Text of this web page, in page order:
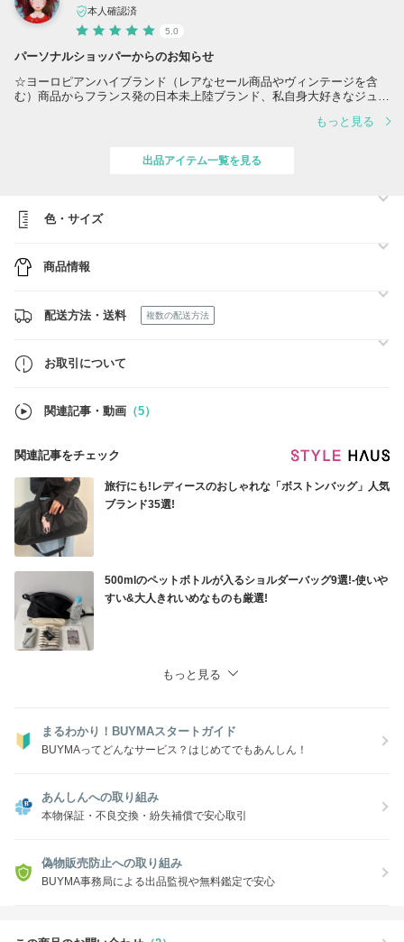
本人確認済
5.0
パーソナルショッパーからのお知らせ
☆ヨーロピアンハイブランド（レアなセール商品やヴィンテージを含
む）商品からフランス発の日本未上陸ブランド、私自身大好きなジュス
出品商品以外も買い付けいたします。
もっと見る
出品アイテム一覧を見る
色・サイズ
商品情報
配送方法・送料 複数の配送方法
お取引について
関連記事・動画 （5）
関連記事をチェック
旅行にも!レディースのおしゃれな「ボストンバッグ」人気
ブランド35選!
500mlのペットボトルが入るショルダーバッグ9選!-使いや
すい&大人きれいめなものも厳選!
もっと見る
まるわかり！BUYMAスタートガイド
BUYMAってどんなサービス？はじめてでもあんしん！
あんしんへの取り組み
本物保証・不良交換・紛失補償で安心取引
偽物販売防止への取り組み
BUYMA事務局による出品監視や無料鑑定で安心